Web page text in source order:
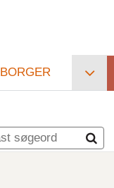
BORGER